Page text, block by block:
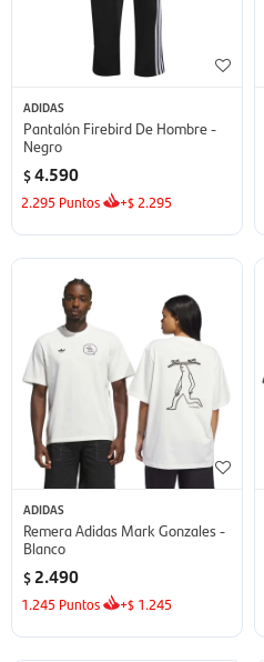
ADIDAS
Pantalón Firebird De Hombre -
Negro
$4.590
2.295 Puntos +$ 2.295
ADIDAS
Remera Adidas Mark Gonzales -
Blanco
$ 2.490
1.245 Puntos +$ 1.245